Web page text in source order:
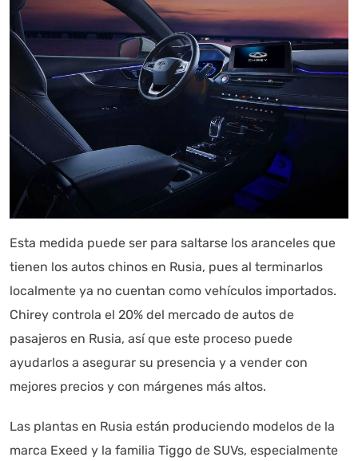
Esta medida puede ser para saltarse los aranceles que
tienen los autos chinos en Rusia, pues al terminarlos
localmente ya no cuentan como vehículos importados.
Chirey controla el 20% del mercado de autos de
pasajeros en Rusia, así que este proceso puede
ayudarlos a asegurar su presencia y a vender con
mejores precios y con márgenes más altos.
Las plantas en Rusia están produciendo modelos de la
marca Exeed y la familia Tiggo de SUVs, especialmente